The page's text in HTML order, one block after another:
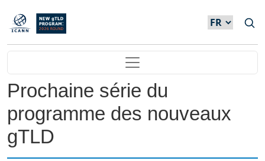
Skip to main content
Main navigation
Prochaine série du
programme des nouveaux
gTLD